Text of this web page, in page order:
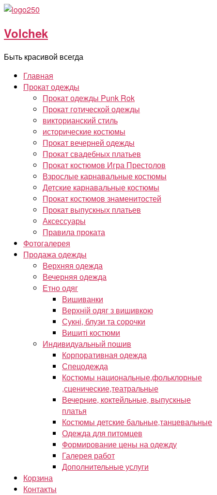
Перейти
содержимому
Volchek
Быть красивой всегда
Главная
Прокат одежды
Прокат одежды Punk Rok
Прокат готической одежды
викторианский стиль
исторические костюмы
Прокат вечерней одежды
Прокат свадебных платьев
Прокат костюмов Игра Престолов
Взрослые карнавальные костюмы
Детские карнавальные костюмы
Прокат костюмов знаменитостей
Прокат выпускных платьев
Аксессуары
Правила проката
Фотогалерея
Продажа одежды
Верхняя одежда
Вечерняя одежда
Етно одяг
Вишиванки
Верхній одяг з вишивкою
Сукні, блузи та сорочки
Вишиті костюми
Индивидуальный пошив
Корпоративная одежда
Спецодежда
Костюмы национальные,фольклорные
,сценические,театральные
Вечерние, коктейльные, выпускные
платья
Костюмы детские бальные,танцевальные
Одежда для питомцев
Формирование цены на одежду
Галерея работ
Дополнительные услуги
Корзина
Контакты